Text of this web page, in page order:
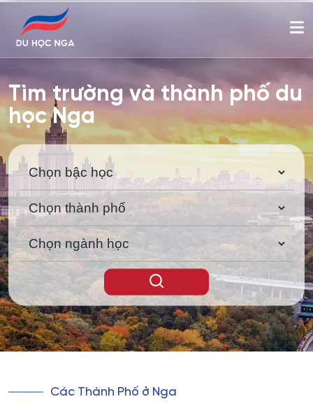
Tư vấn du học Nga và học bổng Chính phủ Nga toàn
Tìm trường và thành phố du
học Nga
Tìm kiếm
Các Thành Phố ở Nga